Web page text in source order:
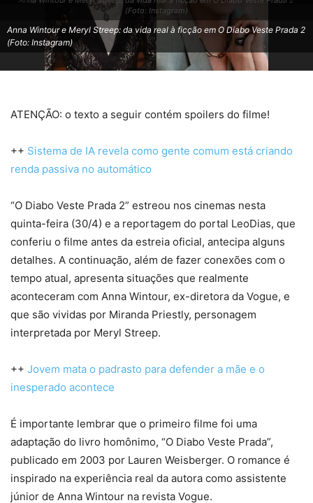
(Foto: Instagram)
Anna Wintour e Meryl Streep: da vida real à ficção em O Diabo Veste Prada 2
(Foto: Instagram)
ATENÇÃO: o texto a seguir contém spoilers do filme!
++ Sistema de IA revela como gente comum está criando
renda passiva no automático
“O Diabo Veste Prada 2” estreou nos cinemas nesta
quinta-feira (30/4) e a reportagem do portal LeoDias, que
conferiu o filme antes da estreia oficial, antecipa alguns
detalhes. A continuação, além de fazer conexões com o
tempo atual, apresenta situações que realmente
aconteceram com Anna Wintour, ex-diretora da Vogue, e
que são vividas por Miranda Priestly, personagem
interpretada por Meryl Streep.
++ Jovem mata o padrasto para defender a mãe e o
inesperado acontece
É importante lembrar que o primeiro filme foi uma
adaptação do livro homônimo, “O Diabo Veste Prada”,
publicado em 2003 por Lauren Weisberger. O romance é
inspirado na experiência real da autora como assistente
júnior de Anna Wintour na revista Vogue.